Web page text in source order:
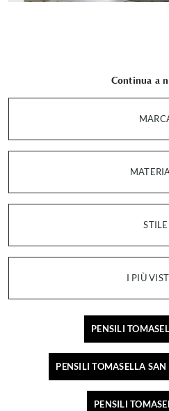
Continua a
STILE
I PIÙ
PENSILI
PENSILI TOMASELLA
PENSILI